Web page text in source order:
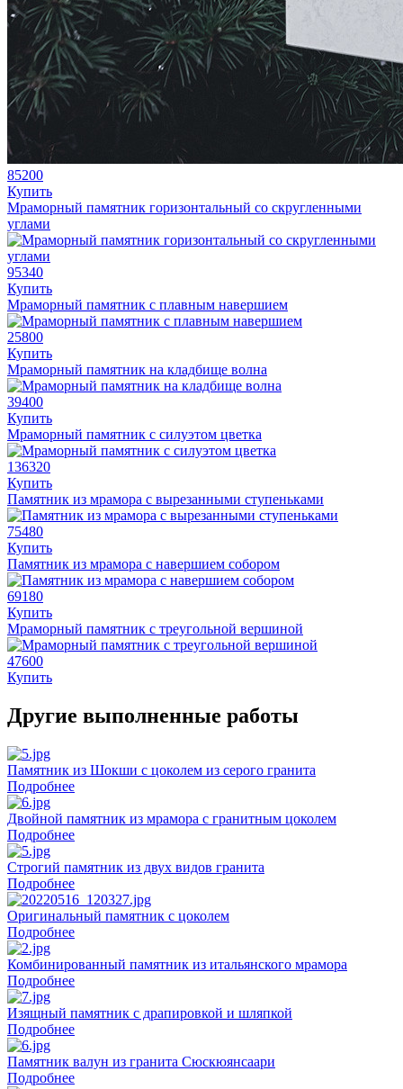
85200
Купить
Мраморный памятник горизонтальный со скругленными
углами
95340
Купить
Мраморный памятник с плавным навершием
25800
Купить
Мраморный памятник на кладбище волна
39400
Купить
Мраморный памятник с силуэтом цветка
136320
Купить
Памятник из мрамора с вырезанными ступеньками
75480
Купить
Памятник из мрамора с навершием собором
69180
Купить
Мраморный памятник с треугольной вершиной
47600
Купить
Другие выполненные работы
Памятник из Шокши с цоколем из серого гранита
Подробнее
Двойной памятник из мрамора с гранитным цоколем
Подробнее
Строгий памятник из двух видов гранита
Подробнее
Оригинальный памятник с цоколем
Подробнее
Комбинированный памятник из итальянского мрамора
Подробнее
Изящный памятник с драпировкой и шляпкой
Подробнее
Памятник валун из гранита Сюскюянсаари
Подробнее